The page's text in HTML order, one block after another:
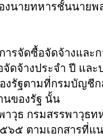
งนายทหารชั้นนาย
รจัดซื้อจัดจ้างและ
ดจ้างประจำ ปี แล
งรัฐตามที่กรมบัญชี
นของรัฐ นั้น
วุธ กรมสรรพาวุธ
๖๕ ตามเอกสารที่แ